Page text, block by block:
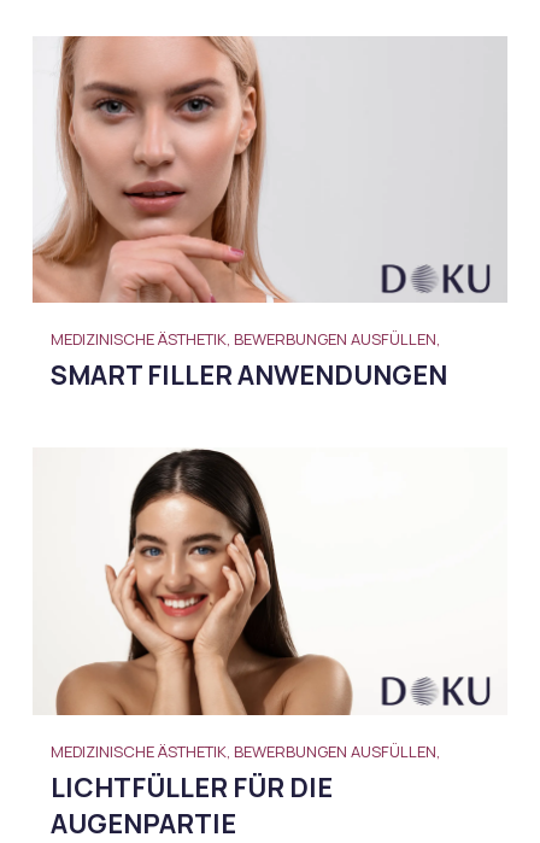
MEDIZINISCHE ÄSTHETIK, BEWERBUNGEN AUSFÜLLEN,
SMART FILLER ANWENDUNGEN
MEDIZINISCHE ÄSTHETIK, BEWERBUNGEN AUSFÜLLEN,
LICHTFÜLLER FÜR DIE
AUGENPARTIE